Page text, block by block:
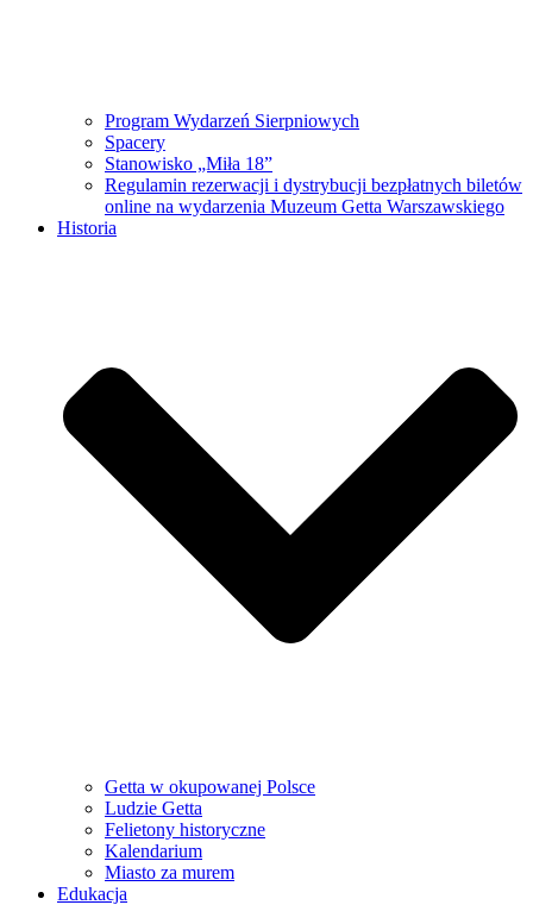
Program Wydarzeń Sierpniowych
Spacery
Stanowisko „Miła 18”
Regulamin rezerwacji i dystrybucji bezpłatnych biletów
online na wydarzenia Muzeum Getta Warszawskiego
Historia
Getta w okupowanej Polsce
Ludzie Getta
Felietony historyczne
Kalendarium
Miasto za murem
Edukacja